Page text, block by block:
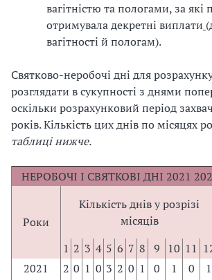
вагітністю та пологами, за які
отримувала декретні виплати
вагітності й пологам).
Святково-неробочі дні для
розглядати в сукупності з днями
оскільки розрахунковий період
років. Кількість цих днів по місяцях
таблиці нижче.
НЕРОБОЧІ І СВЯТКОВІ ДНІ 2021
Роки
Кількість днів у розрізі
місяців
1 2 3 4 5 6 7 8 9 10 11
2021
2 0 1 0 3 2 0 1 0 1 0 1